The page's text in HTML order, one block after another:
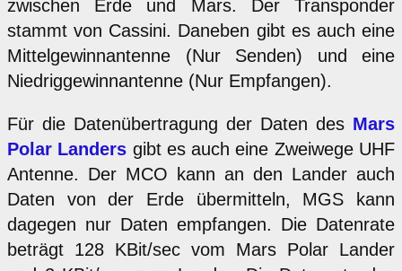
zwischen Erde und Mars. Der Transponder
stammt von Cassini. Daneben gibt es auch eine
Mittelgewinnantenne (Nur Senden) und eine
Niedriggewinnantenne (Nur Empfangen).
Für die Datenübertragung der Daten des Mars
Polar Landers gibt es auch eine Zweiwege UHF
Antenne. Der MCO kann an den Lander auch
Daten von der Erde übermitteln, MGS kann
dagegen nur Daten empfangen. Die Datenrate
beträgt 128 KBit/sec vom Mars Polar Lander